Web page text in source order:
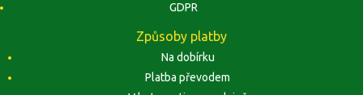
GDPR
Způsoby platby
Na dobírku
Platba převodem